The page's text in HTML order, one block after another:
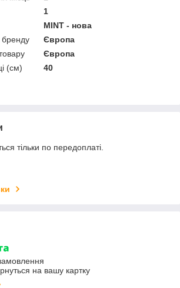
1
MINT - нова
бренду
Європа
Європа
(см)
40
тільки по передоплаті.
на вашу картку